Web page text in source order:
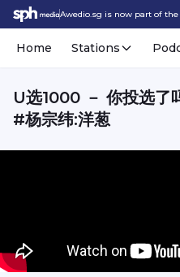
Awedio.sg is now part of the
Home Stations
U选1000 － 你投选
#杨宗纬:洋葱